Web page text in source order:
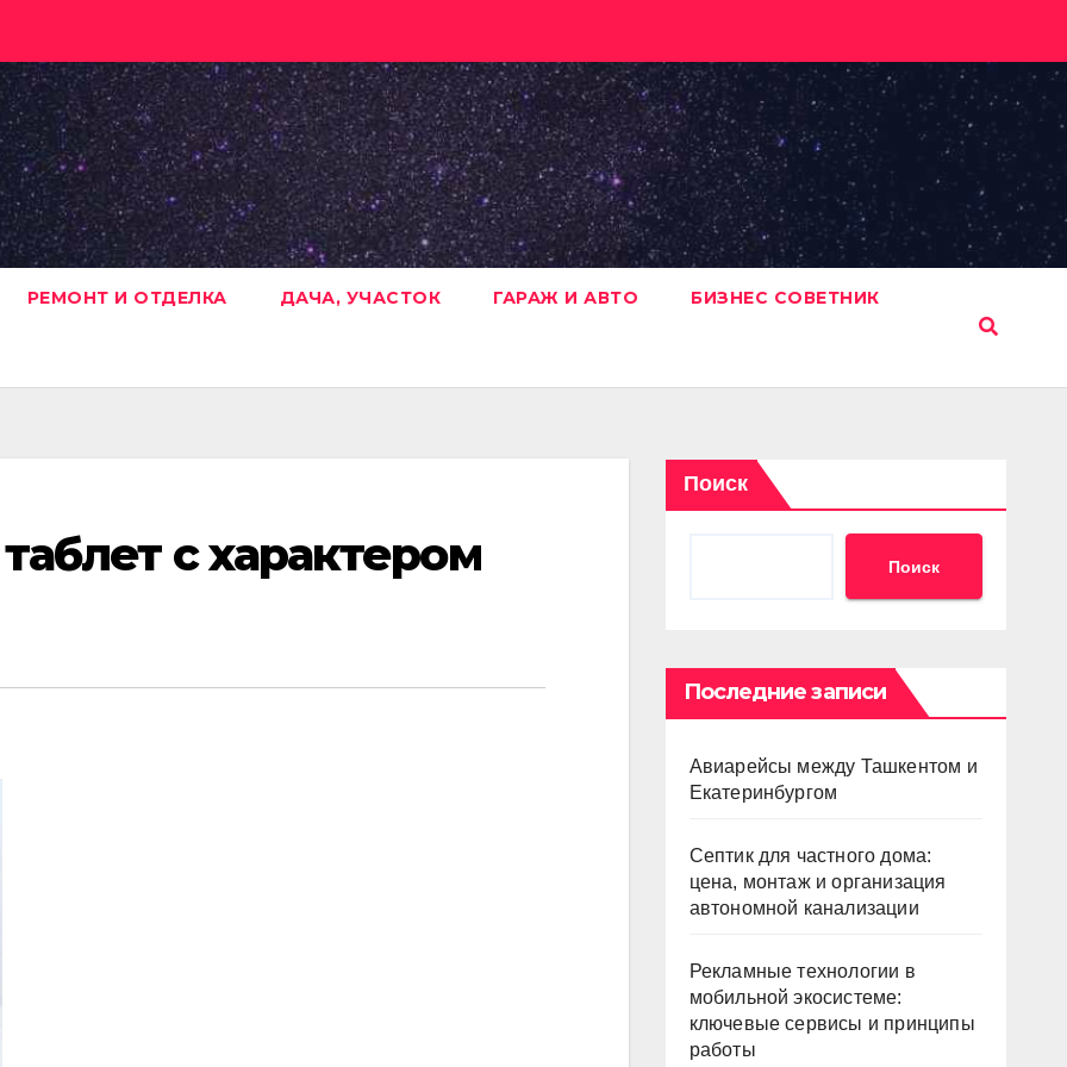
РЕМОНТ И ОТДЕЛКА ДАЧА, УЧАСТОК ГАРАЖ И АВТО БИЗНЕС СОВЕТНИК
с характером
Поиск
Поиск
Последние записи
Авиарейсы между Ташкентом и
Екатеринбургом
Септик для частного дома:
цена, монтаж и организация
автономной канализации
Рекламные технологии в
мобильной экосистеме:
ключевые сервисы и принципы
работы